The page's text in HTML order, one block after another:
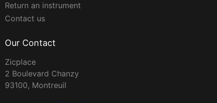
Return an instrument
Contact us
Our Contact
Zicplace
2 Boulevard Chanzy
93100, Montreuil